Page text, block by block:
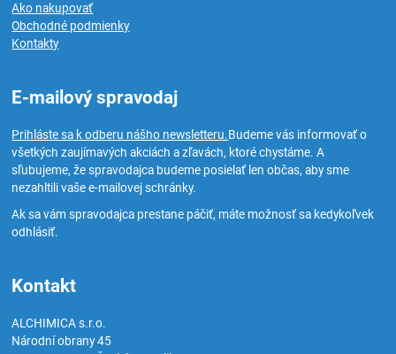
Ako nakupovať
Obchodné podmienky
Kontakty
E-mailový spravodaj
Prihláste sa k odberu nášho newsletteru.Budeme vás informovať o
všetkých zaujímavých akciách a zľavách, ktoré chystáme. A
sľubujeme, že spravodajca budeme posielať len občas, aby sme
nezahltili vaše e-mailovej schránky.
Ak sa vám spravodajca prestane páčiť, máte možnosť sa kedykoľvek
odhlásiť.
Kontakt
ALCHIMICA s.r.o.
Národní obrany 45